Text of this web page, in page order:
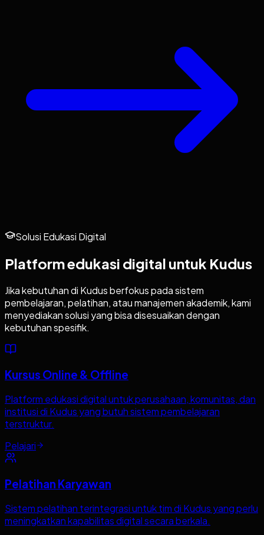
Solusi Edukasi Digital
Platform edukasi digital untuk Kudus
Jika kebutuhan di Kudusberfokus pada sistem
pembelajaran, pelatihan, atau manajemen akademik, kami
menyediakan solusi yang bisa disesuaikan dengan
kebutuhan spesifik.
Kursus Online & Offline
Platform edukasi digital untuk perusahaan, komunitas, dan
institusi di Kudus yang butuh sistem pembelajaran
terstruktur.
Pelajari
Pelatihan Karyawan
Sistem pelatihan terintegrasi untuk tim di Kudus yang perlu
meningkatkan kapabilitas digital secara berkala.